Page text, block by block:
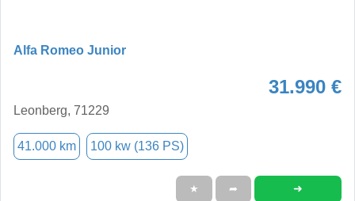
Alfa Romeo Junior
31.990 €
Leonberg, 71229
41.000 km 100 kw (136 PS)
★ ➦ ➜